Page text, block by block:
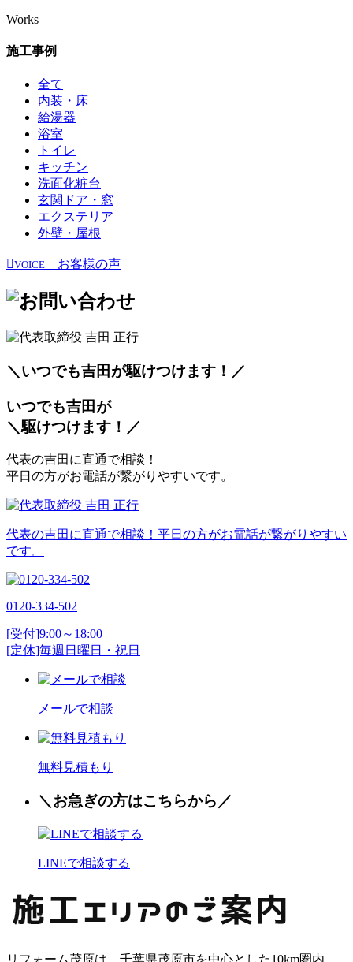
Works
施工事例
全て
内装・床
給湯器
浴室
トイレ
キッチン
洗面化粧台
玄関ドア・窓
エクステリア
外壁・屋根
VOICE お客様の声
＼いつでも吉田が駆けつけます！／
いつでも吉田が
＼駆けつけます！／
代表の吉田に直通で相談！
平日の方がお電話が繋がりやすいです。
代表の吉田に直通で相談！平日の方がお電話が繋がりやすい
です。
0120-334-502
[受付]9:00～18:00
[定休]毎週日曜日・祝日
メールで相談
無料見積もり
＼お急ぎの方はこちらから／
LINEで相談する
リフォーム茂原は、千葉県茂原市を中心とした10km圏内